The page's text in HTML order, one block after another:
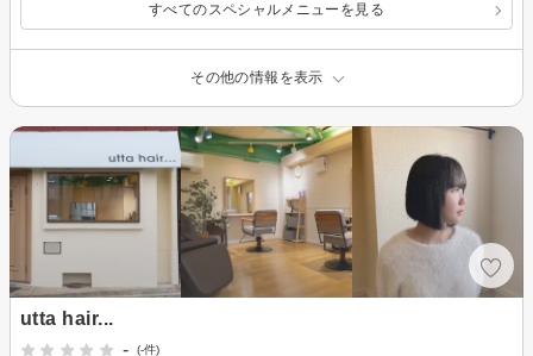
すべてのスペシャルメニューを見る
その他の情報を表示
utta hair...
-
(-件)